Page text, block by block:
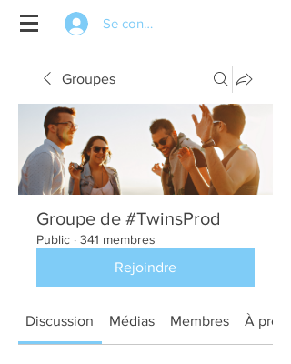
Se connecter
Groupes
Groupe de #TwinsProd
Public · 341 membres
Rejoindre
Discussion Médias Membres À